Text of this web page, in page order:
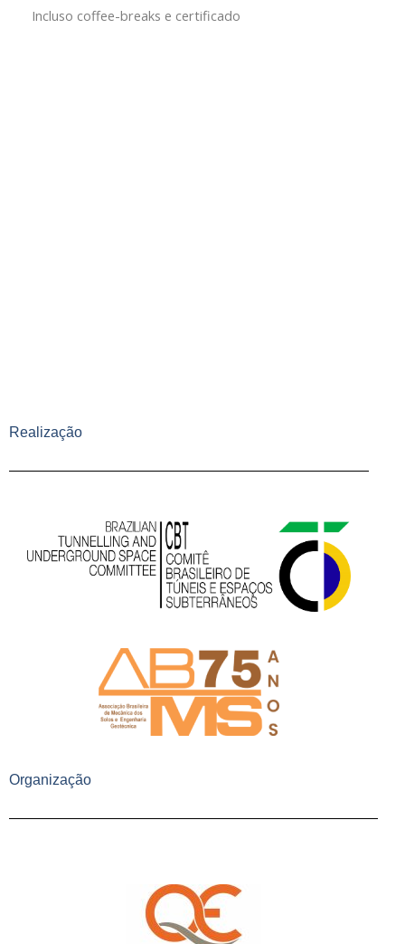
Incluso coffee-breaks e certificado
Realização
Organização